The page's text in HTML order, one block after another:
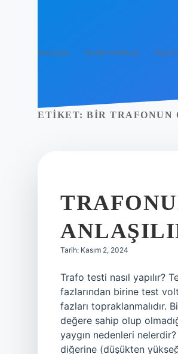
Anasayfa Gizlilik Politikası Yasal
ETIKET: BIR TRAFONUN
Tarih: Kasım 2, 2024
Trafo testi nasıl yapılır?
fazlarından birine test
fazları topraklanmalıdır.
değere sahip olup
yaygın nedenleri
diğerine (düşükten